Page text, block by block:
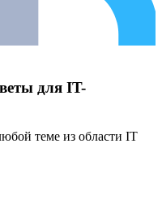
для IT-
теме из области IT